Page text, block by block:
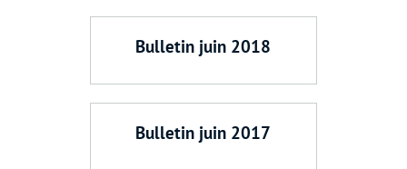
Bulletin juin 2018
Bulletin juin 2017